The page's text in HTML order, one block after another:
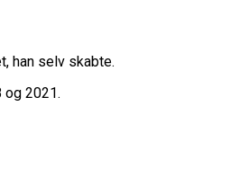
Sommer
han selv skabte.
og 2021.